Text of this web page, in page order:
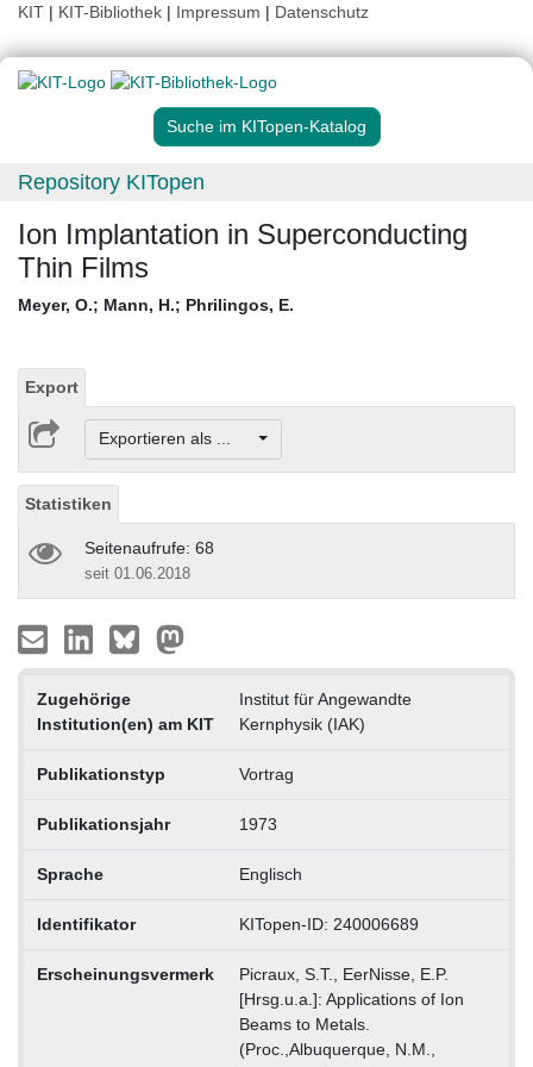
KIT | KIT-Bibliothek | Impressum | Datenschutz
Suche im KITopen-Katalog
Repository KITopen
Ion Implantation in Superconducting
Thin Films
Meyer, O.; Mann, H.; Phrilingos, E.
Export
Exportieren als ...
Statistiken
Seitenaufrufe: 68
seit 01.06.2018
Zugehörige
Institution(en) am KIT
Institut für Angewandte
Kernphysik (IAK)
Publikationstyp Vortrag
Publikationsjahr 1973
Sprache Englisch
Identifikator KITopen-ID: 240006689
Erscheinungsvermerk
Picraux, S.T., EerNisse, E.P.
[Hrsg.u.a.]: Applications of Ion
Beams to Metals.
(Proc.,Albuquerque, N.M.,